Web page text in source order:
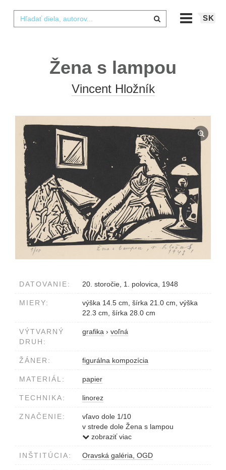
SK
Žena s lampou
Vincent Hložník
DATOVANIE: 20. storočie, 1. polovica, 1948
MIERY:
výška 14.5 cm, šírka 21.0 cm, výška
22.3 cm, šírka 28.0 cm
VÝTVARNÝ
DRUH:
grafika › voľná
ŽÁNER: figurálna kompozícia
MATERIÁL: papier
TECHNIKA: linorez
ZNAČENIE:
vľavo dole 1/10
v strede dole Žena s lampou
vpravo dole V.Hložník / 1948
zobraziť viac
INŠTITÚCIA: Oravská galéria, OGD